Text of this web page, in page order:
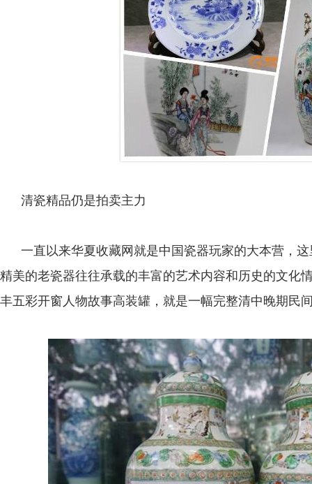
清瓷精品仍是拍卖主力
一直以来华夏收藏网就是中国瓷器玩家的大本营，这
精美的老瓷器往往承载的丰富的艺术内容和历史的文化
丰五彩开窗人物故事高装罐，就是一幅完整清中晚期民